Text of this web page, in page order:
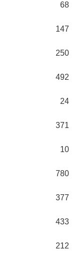
68
147
250
492
24
371
10
780
377
433
212